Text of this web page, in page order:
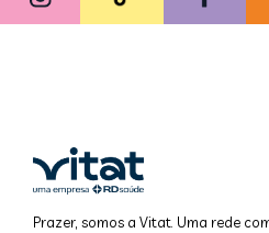
Prazer, somos a Vitat. Uma rede